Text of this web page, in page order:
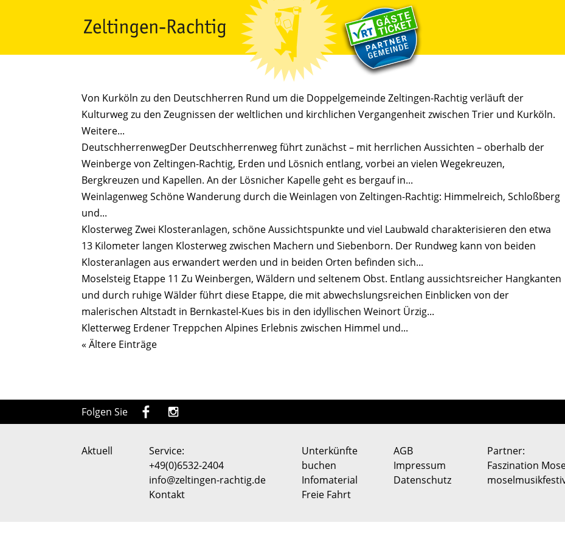
Von Kurköln zu den Deutschherren Rund um die Doppelgemeinde Zeltingen-Rachtig verläuft der
Kulturweg zu den Zeugnissen der weltlichen und kirchlichen Vergangenheit zwischen Trier und Kurköln.
Weitere...
DeutschherrenwegDer Deutschherrenweg führt zunächst – mit herrlichen Aussichten – oberhalb der
Weinberge von Zeltingen-Rachtig, Erden und Lösnich entlang, vorbei an vielen Wegekreuzen,
Bergkreuzen und Kapellen. An der Lösnicher Kapelle geht es bergauf in...
Weinlagenweg Schöne Wanderung durch die Weinlagen von Zeltingen-Rachtig: Himmelreich, Schloßberg
und...
Klosterweg Zwei Klosteranlagen, schöne Aussichtspunkte und viel Laubwald charakterisieren den etwa
13 Kilometer langen Klosterweg zwischen Machern und Siebenborn. Der Rundweg kann von beiden
Klosteranlagen aus erwandert werden und in beiden Orten befinden sich...
Moselsteig Etappe 11 Zu Weinbergen, Wäldern und seltenem Obst. Entlang aussichtsreicher Hangkanten
und durch ruhige Wälder führt diese Etappe, die mit abwechslungsreichen Einblicken von der
malerischen Altstadt in Bernkastel-Kues bis in den idyllischen Weinort Ürzig...
Kletterweg Erdener Treppchen Alpines Erlebnis zwischen Himmel und...
« Ältere Einträge
Folgen Sie
Aktuell
Service:
+49(0)6532-2404
info@zeltingen-rachtig.de
Kontakt
Unterkünfte
buchen
Infomaterial
Freie Fahrt
AGB
Impressum
Datenschutz
Partner:
Faszination